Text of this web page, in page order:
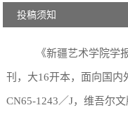
投稿须知
《新疆艺术学院学
刊，大16开本，面向国内
CN65-1243／J，维吾尔